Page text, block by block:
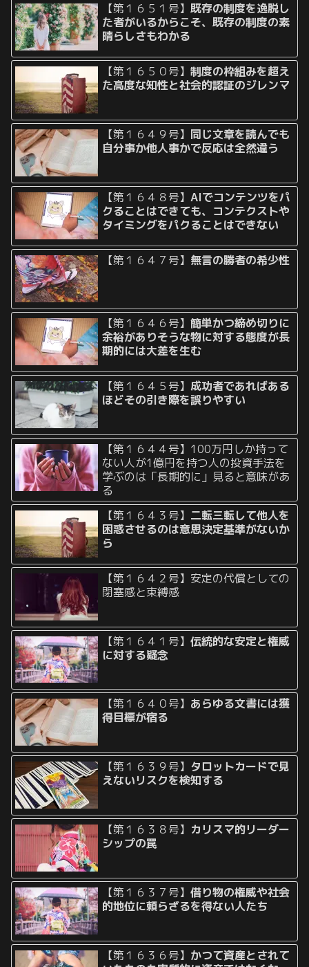
【第１６５１号】既存の制度を逸脱し
た者がいるからこそ、既存の制度の素
晴らしさもわかる
【第１６５０号】制度の枠組みを超え
た高度な知性と社会的認証のジレンマ
【第１６４９号】 同じ文章を読んでも
自分事か他人事かで反応は全然違う
【第１６４８号】AIでコンテンツをパ
クることはできても、コンテクストや
タイミングをパクることはできない
【第１６４７号】 無言の勝者の希少性
【第１６４６号】簡単かつ締め切りに
余裕がありそうな物に対する態度が長
期的には大差を生む
【第１６４５号】成功者であればある
ほどその引き際を誤りやすい
【第１６４４号】100万円しか持って
ない人が1億円を持つ人の投資手法を
学ぶのは「長期的に」見ると意味があ
る
【第１６４３号】 二転三転して他人を
困惑させるのは意思決定基準がないか
ら
【第１６４２号】安定の代償としての
閉塞感と束縛感
【第１６４１号】伝統的な安定と権威
に対する疑念
【第１６４０号】 あらゆる文書には獲
得目標が宿る
【第１６３９号】 タロットカードで見
えないリスクを検知する
【第１６３８号】 カリスマ的リーダー
シップの罠
【第１６３７号】借り物の権威や社会
的地位に頼らざるを得ない人たち
【第１６３６号】 かつて資産とされて